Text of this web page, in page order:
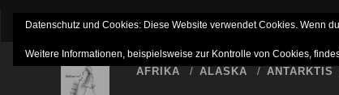
IMPRESSUM NETTIQUETTE
AFRIKA ALASKA ANTARKTIS
Datenschutz und Cookies: Diese Website verwendet Cookies. Wenn
Weitere Informationen, beispielsweise zur Kontrolle von Cookies,